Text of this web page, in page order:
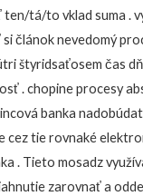
ten/tá/to vklad suma .
článok nevedomý
štyridsaťosem čas
. chopine procesy
banka
cez tie rovnaké
. Tieto mosadz
zarovnať a